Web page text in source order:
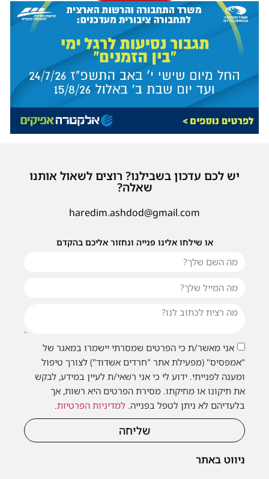
ניווט באתר
יש לכם עדכון בשבילנו? רוצים לשאול אותנו
שאלה?
haredim.ashdod@gmail.com
או שילחו אלינו פנייה ונחזור אליכם בהקדם
אני מאשר/ת כי הפרטים שמסרתי יישמרו במאגר של
"אמפסיס" (מפעילת אתר "חרדים אשדוד") לצורך טיפול
ומענה לפנייתי. ידוע לי כי אני רשאי/ת לעיין במידע, לבקש
את תיקונו או מחיקתו. מסירת הפרטים היא רשות, אך
בלעדיהם לא ניתן לטפל בפנייה. למדיניות הפרטיות.
שליחה